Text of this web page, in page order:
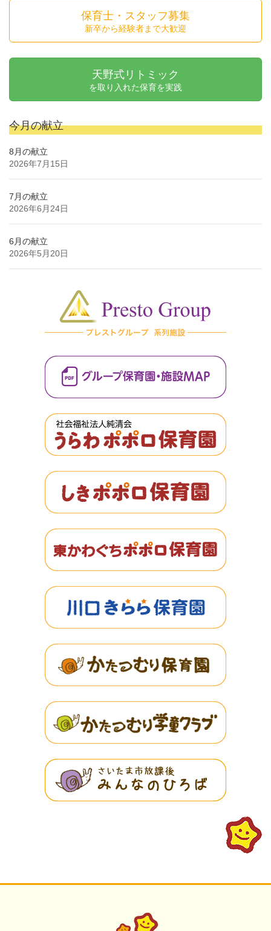
保育士・スタッフ募集
新卒から経験者まで大歓迎
天野式リトミック
を取り入れた保育を実践
今月の献立
8月の献立
2026年7月15日
7月の献立
2026年6月24日
6月の献立
2026年5月20日